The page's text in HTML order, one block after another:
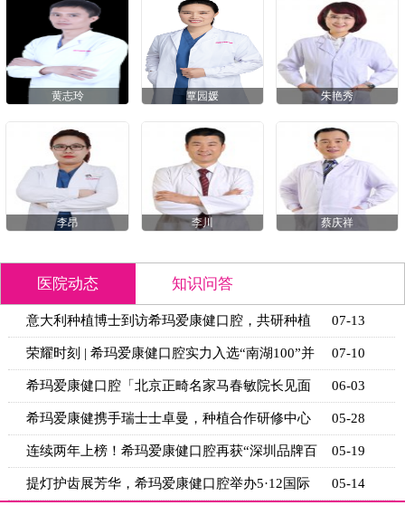
黄志玲 覃园媛 朱艳秀
李昂 李川 蔡庆祥
医院动态 知识问答
牙根处刷出凹槽了怎么办？3种程度处理法+正确
刷牙姿势
08-07
孩子乳牙早失，间隙保持器要戴哪种？丝圈式、
舌弓式、
08-06
种植牙的种植体是什么材质？纯钛与钛合金的强
度与生物
08-05
根管治疗后怎么判断是否成功？3个自测+2个必做
检查
08-04
罗湖爱康健口腔解析全瓷牙会变色吗？4种变色原
因+5个
08-03
牙套选金属还是烤瓷？维度对比+不同牙位推荐方 08-01